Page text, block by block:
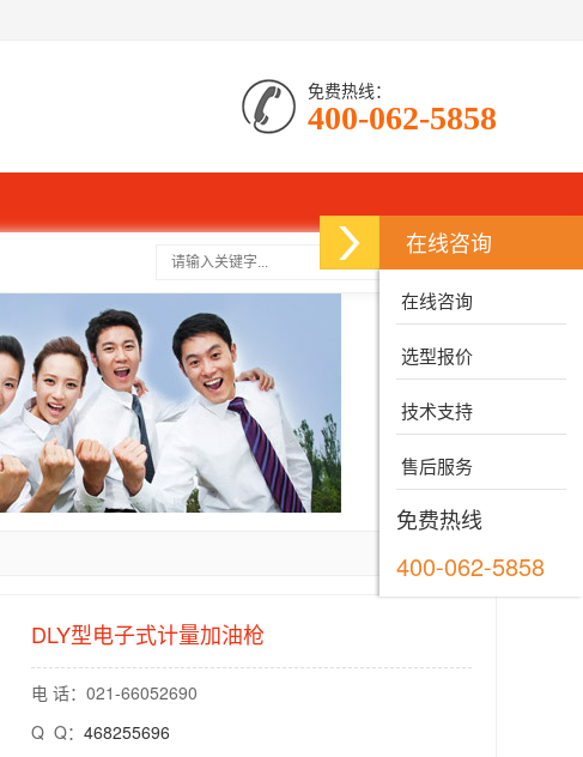
免费热线：
400-062-5858
DLY型电子式计量加油枪
电 话：021-66052690
Q Q： 468255696
在线咨询
在线咨询
选型报价
技术支持
售后服务
免费热线
400-062-5858